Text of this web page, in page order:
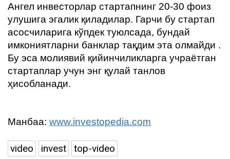
Ангел инвесторлар стартапнинг 20-30 фоиз
улушига эгалик қиладилар. Гарчи бу стартап
асосчиларига кўпдек туюлсада, бундай
имкониятларни банклар тақдим эта олмайди .
Бу эса молиявий қийинчиликларга учраётган
стартаплар учун энг қулай танлов
ҳисобланади.
Манбаа: www.investopedia.com
video invest top-video